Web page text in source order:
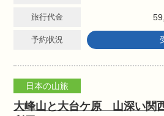
旅行代金
予約状況
日本の山旅
大峰山と大台ケ原 山深い関